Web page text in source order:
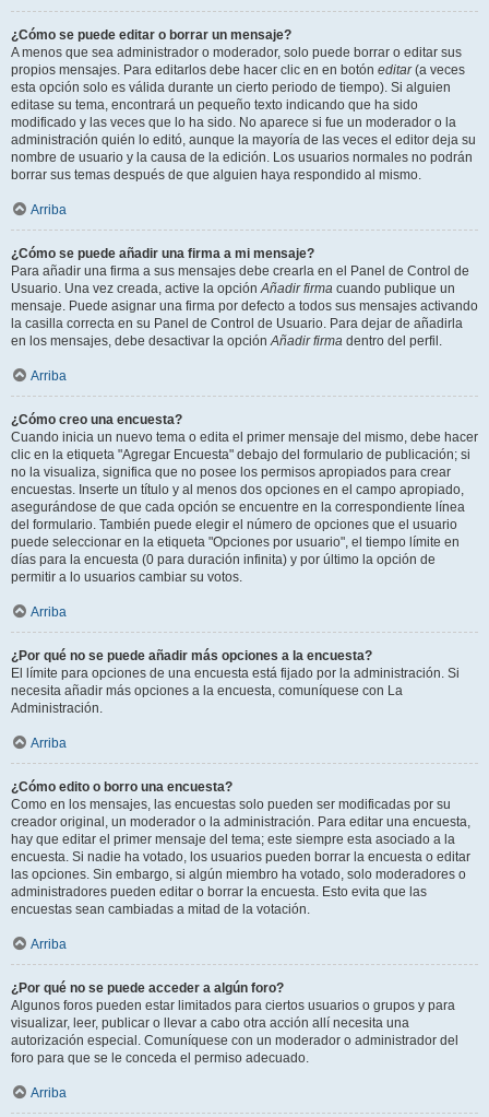
¿Cómo se puede editar o borrar un mensaje?
A menos que sea administrador o moderador, solo puede borrar o editar sus
propios mensajes. Para editarlos debe hacer clic en en botón editar(a veces
esta opción solo es válida durante un cierto periodo de tiempo). Si alguien
editase su tema, encontrará un pequeño texto indicando que ha sido
modificado y las veces que lo ha sido. No aparece si fue un moderador o la
administración quién lo editó, aunque la mayoría de las veces el editor deja su
nombre de usuario y la causa de la edición. Los usuarios normales no podrán
borrar sus temas después de que alguien haya respondido al mismo.
Arriba
¿Cómo se puede añadir una firma a mi mensaje?
Para añadir una firma a sus mensajes debe crearla en el Panel de Control de
Usuario. Una vez creada, active la opciónAñadir firma cuando publique un
mensaje. Puede asignar una firma por defecto a todos sus mensajes activando
la casilla correcta en su Panel de Control de Usuario. Para dejar de añadirla
en los mensajes, debe desactivar la opciónAñadir firma dentro del perfil.
Arriba
¿Cómo creo una encuesta?
Cuando inicia un nuevo tema o edita el primer mensaje del mismo, debe hacer
clic en la etiqueta "Agregar Encuesta" debajo del formulario de publicación; si
no la visualiza, significa que no posee los permisos apropiados para crear
encuestas. Inserte un título y al menos dos opciones en el campo apropiado,
asegurándose de que cada opción se encuentre en la correspondiente línea
del formulario. También puede elegir el número de opciones que el usuario
puede seleccionar en la etiqueta "Opciones por usuario", el tiempo límite en
días para la encuesta (0 para duración infinita) y por último la opción de
permitir a lo usuarios cambiar su votos.
Arriba
¿Por qué no se puede añadir más opciones a la encuesta?
El límite para opciones de una encuesta está fijado por la administración. Si
necesita añadir más opciones a la encuesta, comuníquese con La
Administración.
Arriba
¿Cómo edito o borro una encuesta?
Como en los mensajes, las encuestas solo pueden ser modificadas por su
creador original, un moderador o la administración. Para editar una encuesta,
hay que editar el primer mensaje del tema; este siempre esta asociado a la
encuesta. Si nadie ha votado, los usuarios pueden borrar la encuesta o editar
las opciones. Sin embargo, si algún miembro ha votado, solo moderadores o
administradores pueden editar o borrar la encuesta. Esto evita que las
encuestas sean cambiadas a mitad de la votación.
Arriba
¿Por qué no se puede acceder a algún foro?
Algunos foros pueden estar limitados para ciertos usuarios o grupos y para
visualizar, leer, publicar o llevar a cabo otra acción allí necesita una
autorización especial. Comuníquese con un moderador o administrador del
foro para que se le conceda el permiso adecuado.
Arriba